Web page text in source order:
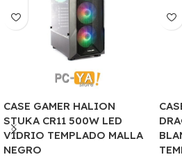
CASE GAMER HALION
STUKA CR11 500W LED
VIDRIO TEMPLADO MALLA
NEGRO